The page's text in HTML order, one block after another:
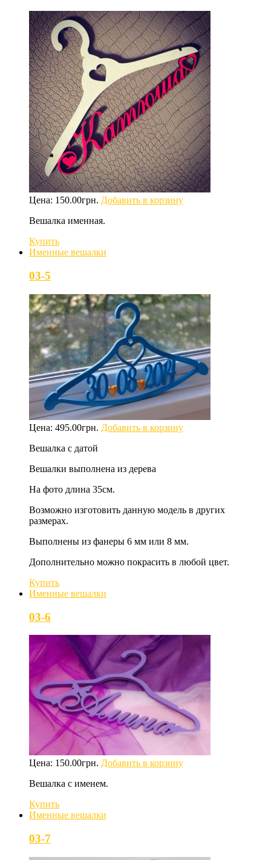
Цена: 150.00грн. Добавить в корзину
Вешалка именная.
Купить
Именные вешалки
03-5
Цена: 495.00грн. Добавить в корзину
Вешалка с датой
Вешалки выполнена из дерева
На фото длина 35см.
Возможно изготовить данную модель в других
размерах.
Выполнены из фанеры 6 мм или 8 мм.
Дополнительно можно покрасить в любой цвет.
Купить
Именные вешалки
03-6
Цена: 150.00грн. Добавить в корзину
Вешалка с именем.
Купить
Именные вешалки
03-7